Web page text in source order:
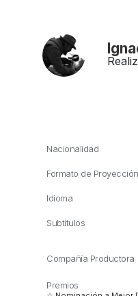
Nacionalidad
Formato de Proyección
Idioma
Subtítulos
Compañía Productora
Premios